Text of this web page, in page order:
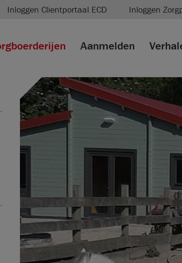
Inloggen Clientportaal ECD Inloggen
Aanmelden